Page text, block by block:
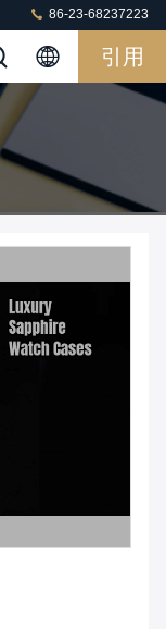
86-23-68237223
引用